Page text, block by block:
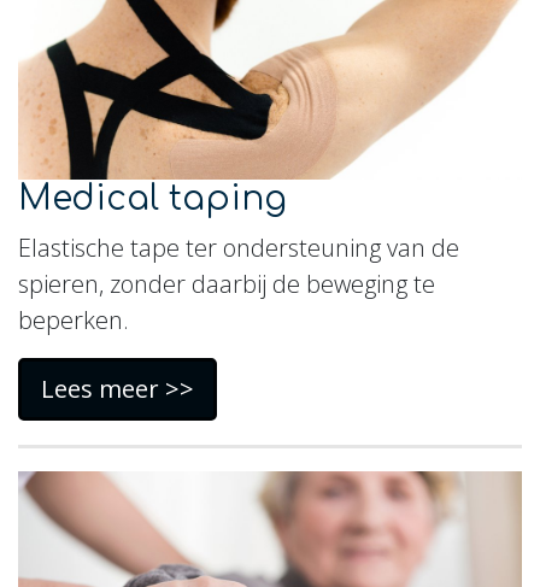
Medical taping
Elastische tape ter ondersteuning van de
spieren, zonder daarbij de beweging te
beperken.
Lees meer >>